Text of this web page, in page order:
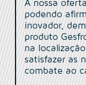
A nossa
podendo
inovador,
produto
na
satisfazer as
combate ao